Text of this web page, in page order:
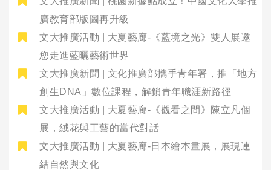
廣教育部版圖再升級
文大推廣活動 | 大夏藝廊-《藍境之光》雙人展邀
您走進藍曬藝術世界
文大推廣新聞 | 文化推廣部攜手青年署，推「地方
創生DNA」數位課程，解鎖青年職涯新路徑
文大推廣活動 | 大夏藝廊-《觀看之間》陳立凡個
展，絨花與工藝的當代對話
文大推廣活動 | 大夏藝廊-日本繪本畫展，展現連
結自然與文化